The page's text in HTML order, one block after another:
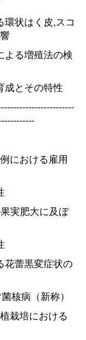
環状はく皮,スコ
よる増殖法の検
成とその特性
における雇用
実肥大に及ぼ
花蕾黒変症状の
核病（新称）
栽培における